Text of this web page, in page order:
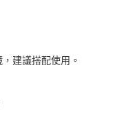
建議搭配使用。